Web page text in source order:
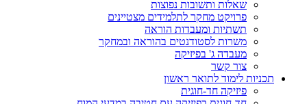
שאלות ותשובות נפוצות
פרויקט מחקר לתלמידים מצטיינים
תשתיות ומעבדות הוראה
משרות לסטודנטים בהוראה ובמחקר
מעבדה ג' בפיזיקה
צור קשר
תכניות לימוד לתואר ראשון
פיזיקה חד-חוגית